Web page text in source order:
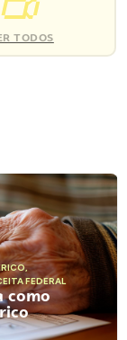
TODOS
,
FEDERAL
como